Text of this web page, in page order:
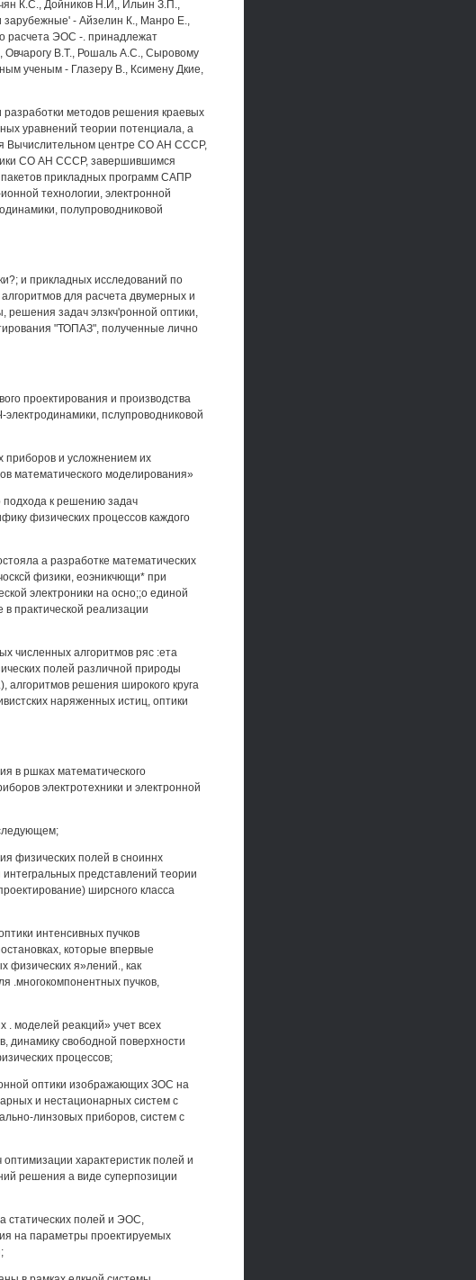
К.С., Дойников Н.И,, Ильин З.П.,
зарубежные' - Айзелин К., Манро Е.,
расчета ЭОС -. принадлежат
В.Т., Рошаль A.C., Сыровому
ученым - Глазеру В., Ксимену Дкие,
разработки методов решения краевых
уравнений теории потенциала, а
Вычислительном центре СО АН СССР,
СО АН СССР, завершившимся
прикладных программ САПР
технологии, электронной
полупроводниковой
и прикладных исследований по
для расчета двумерных и
задач элзкч'ронной оптики,
"ТОПАЗ", полученные лично
проектирования и производства
электродинамики, пслупроводниковой
приборов и усложнением их
математического моделирования»
подхода к решению задач
физических процессов каждого
а разработке математических
физики, еоэникчющи* при
электроники на осно;;о единой
практической реализации
численных алгоритмов ряс :ета
полей различной природы
алгоритмов решения широкого круга
наряженных истиц, оптики
в ршках математического
электротехники и электронной
физических полей в сноиннх
представлений теории
ширсного класса
интенсивных пучков
которые впервые
физических я»лений., как
.многокомпонентных пучков,
. моделей реакций» учет всех
динамику свободной поверхности
процессов;
оптики изображающих ЗОС на
и нестационарных систем с
линзовых приборов, систем с
характеристик полей и
решения а виде суперпозиции
статических полей и ЭОС,
на параметры проектируемых